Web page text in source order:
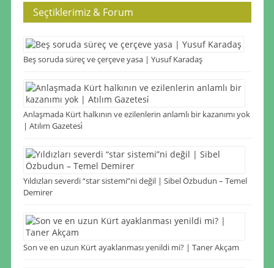
Seçtiklerimiz & Forum
Beş soruda süreç ve çerçeve yasa | Yusuf Karadaş
Anlaşmada Kürt halkının ve ezilenlerin anlamlı bir kazanımı yok
| Atılım Gazetesi̇
Yıldızları severdi “star sistemi”ni değil | Sibel Özbudun – Temel
Demirer
Son ve en uzun Kürt ayaklanması yenildi mi? | Taner Akçam